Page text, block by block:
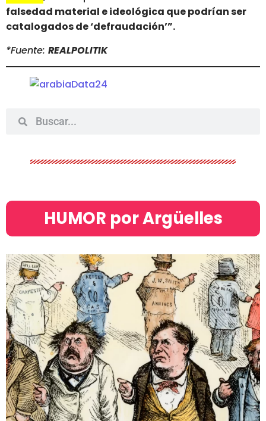
falsedad material e ideológica que podrían ser
catalogados de ‘defraudación’”.
*Fuente: REALPOLITIK
HUMOR por Argüelles​